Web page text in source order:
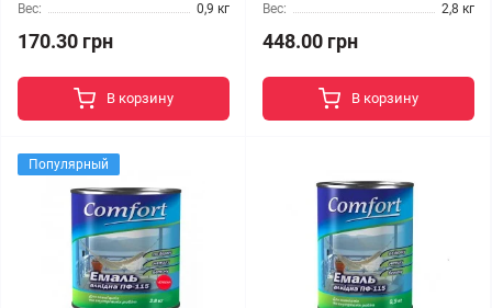
Вес:
0,9 кг
170.30 грн
В корзину
Вес:
2,8 кг
448.00 грн
В корзину
Популярный